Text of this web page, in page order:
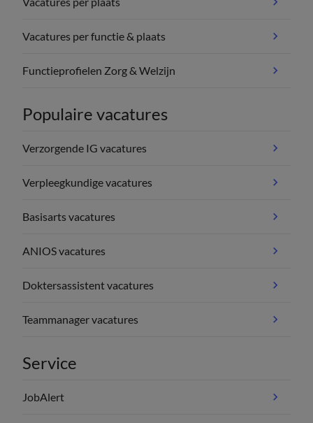
Vacatures per functie & plaats
Functieprofielen Zorg & Welzijn
Populaire vacatures
Verzorgende IG vacatures
Verpleegkundige vacatures
Basisarts vacatures
ANIOS vacatures
Doktersassistent vacatures
Teammanager vacatures
Service
JobAlert